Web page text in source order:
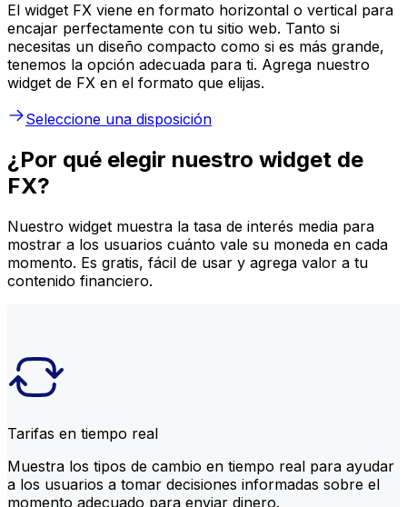
El widget FX viene en formato horizontal o vertical para
encajar perfectamente con tu sitio web. Tanto si
necesitas un diseño compacto como si es más grande,
tenemos la opción adecuada para ti. Agrega nuestro
widget de FX en el formato que elijas.
Seleccione una disposición
¿Por qué elegir nuestro widget de
FX?
Nuestro widget muestra la tasa de interés media para
mostrar a los usuarios cuánto vale su moneda en cada
momento. Es gratis, fácil de usar y agrega valor a tu
contenido financiero.
Tarifas en tiempo real
Muestra los tipos de cambio en tiempo real para ayudar
a los usuarios a tomar decisiones informadas sobre el
momento adecuado para enviar dinero.